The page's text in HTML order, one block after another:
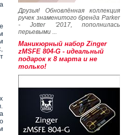
Друзья! Обновлённая коллекция
ручек знаменитого бренда Parker
- Jotter '2017, пополнилась
перьевыми ...
Маникюрный набор Zinger
zMSFE 804-G - идеальный
подарок к 8 марта и не
только!